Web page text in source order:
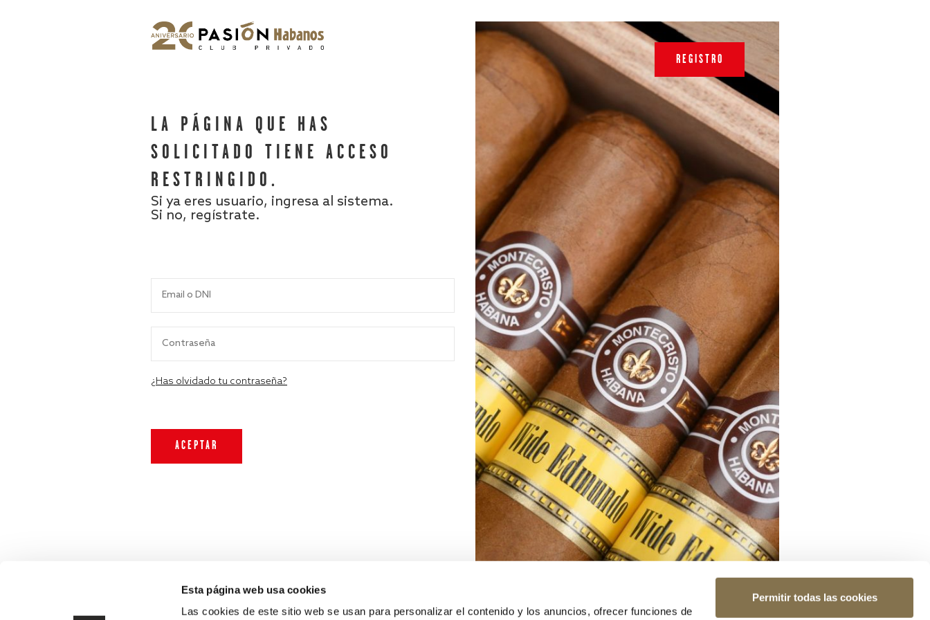
Esta página web usa cookies
Las cookies de este sitio web se usan para personalizar el contenido y los anuncios, ofrecer funciones de
Permitir todas las cookies
LA PÁGINA QUE HAS
SOLICITADO TIENE ACCESO
RESTRINGIDO.
Si ya eres usuario, ingresa al sistema.
Si no, regístrate.
¿Has olvidado tu contraseña?
REGISTRO